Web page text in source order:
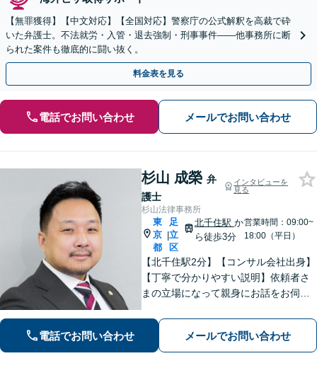
【無罪獲得】【中文対応】【全国対応】警察庁の公式解釈を高裁で砕
いた弁護士。不法就労・入管・退去強制・刑事事件——他事務所に断
られた案件も徹底的に闘い抜く。
料金表を見る
電話でお問い合わせ メールでお問い合わせ
杉山 成榮 弁
護士
インタビューを
見る
杉山法律事務所
東
京
都
|
足
立
区
北千住駅 か
ら徒歩3分
営業時間：09:00~
18:00（平日）
【北千住駅2分】【コンサル会社出身】
【丁寧で分かりやすい説明】依頼者さ
まの立場になって親身にお話をお伺い
にしておりますので、ささいなお悩み
でも遠慮なくお聞かせください。【電
話・WEB面談可】
電話でお問い合わせ メールでお問い合わせ